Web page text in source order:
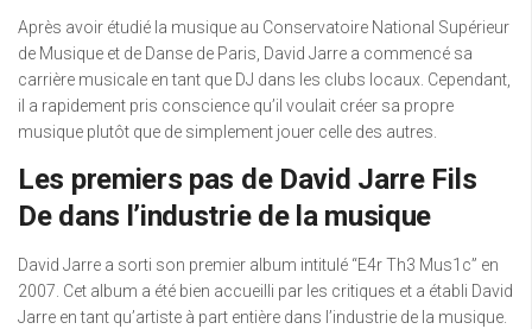
Après avoir étudié la musique au Conservatoire National Supérieur
de Musique et de Danse de Paris, David Jarre a commencé sa
carrière musicale en tant que DJ dans les clubs locaux. Cependant,
il a rapidement pris conscience qu’il voulait créer sa propre
musique plutôt que de simplement jouer celle des autres.
Les premiers pas de David Jarre Fils
De dans l’industrie de la musique
David Jarre a sorti son premier album intitulé “E4r Th3 Mus1c” en
2007. Cet album a été bien accueilli par les critiques et a établi David
Jarre en tant qu’artiste à part entière dans l’industrie de la musique.